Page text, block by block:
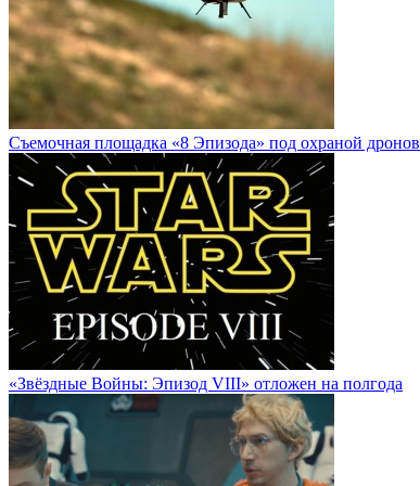
Cъемочная площадка «8 Эпизода» под охраной дронов
«Звёздные Войны: Эпизод VIII» отложен на полгода